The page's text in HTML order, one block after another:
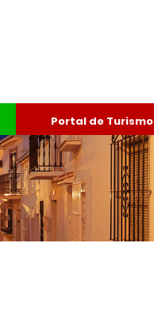
Portal de Turismo